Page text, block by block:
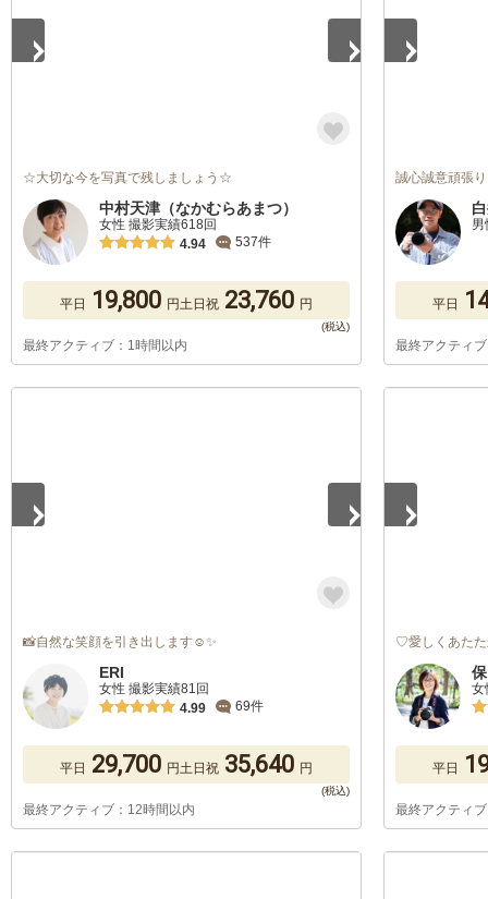
☆大切な今を写真で残しましょう☆
中村天津（なかむらあまつ）
女性 撮影実績618回
4.94
537件
平日 19,800 円土日祝 23,760 円
最終アクティブ：1時間以内
誠心誠意頑張
男
平日
最終アクティ
📸自然な笑顔を引き出します☺️✨
ERI
女性 撮影実績81回
4.99
69件
平日 29,700 円土日祝 35,640 円
最終アクティブ：12時間以内
♡愛しくあた
女
平日
最終アクティ